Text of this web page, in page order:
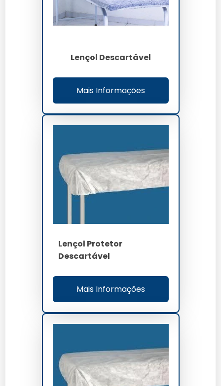
THROUGHPUT 150 unid/min
Lençol Descartável
Mais Informações
Lençol Protetor
Descartável
Mais Informações